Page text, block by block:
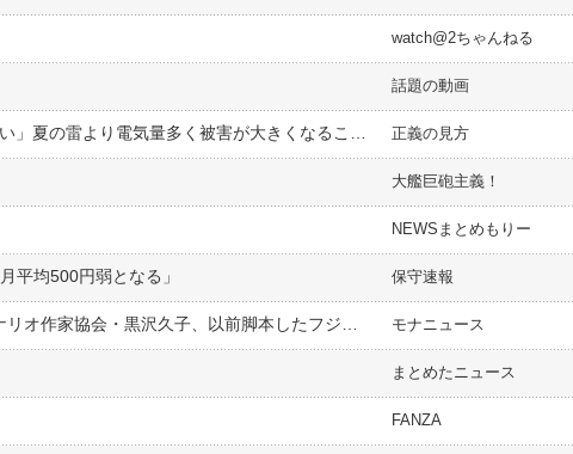
watch@2ちゃんねる
話題の動画
正義の見方
大艦巨砲主義！
NEWSまとめもりー
平均500円弱となる」 保守速報
モナニュース
まとめたニュース
FANZA